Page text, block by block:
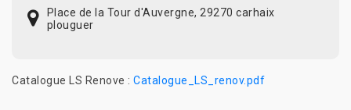
Place de la Tour d'Auvergne, 29270 carhaix
plouguer
Catalogue LS Renove : Catalogue_LS_renov.pdf